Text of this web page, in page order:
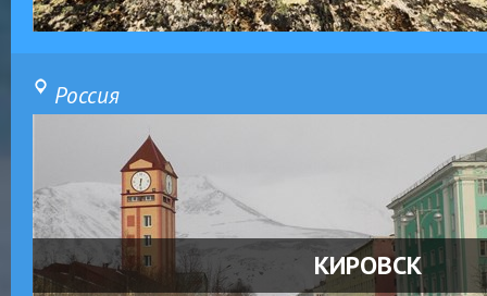
Россия
КИРОВСК